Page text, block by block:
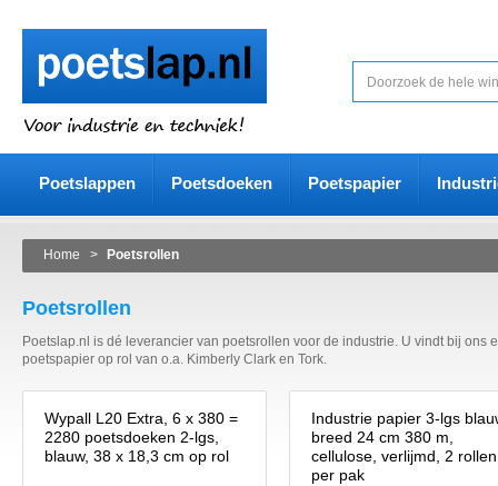
Poetslappen Poetsdoeken Poetspapier
Home > Poetsrollen
Poetsrollen
Poetslap.nl is dé leverancier van poetsrollen voor de industrie. U vindt bij ons
poetspapier op rol van o.a. Kimberly Clark en Tork.
Wypall L20 Extra, 6 x 380 =
2280 poetsdoeken 2-lgs,
blauw, 38 x 18,3 cm op rol
Industrie papier 3-lgs
breed 24 cm 380 m,
cellulose, verlijmd, 2 rollen
per pak